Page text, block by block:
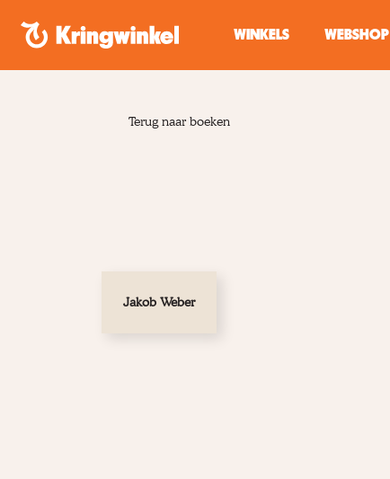
WINKELS
WEBSHOP
Terug naar boeken
Jakob Weber